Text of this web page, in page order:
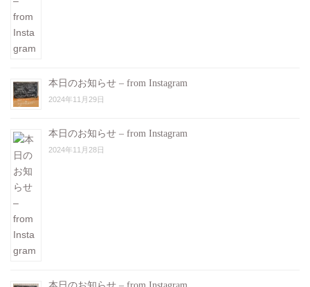
本日のお知らせ – from Instagram
2024年11月29日
本日のお知らせ – from Instagram
2024年11月28日